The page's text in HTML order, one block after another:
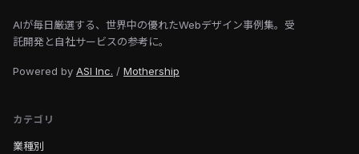
AIが毎日厳選する、世界中の優れたWebデザイン事例集。受
託開発と自社サービスの参考に。
Powered by ASI Inc. / Mothership
カテゴリ
業種別